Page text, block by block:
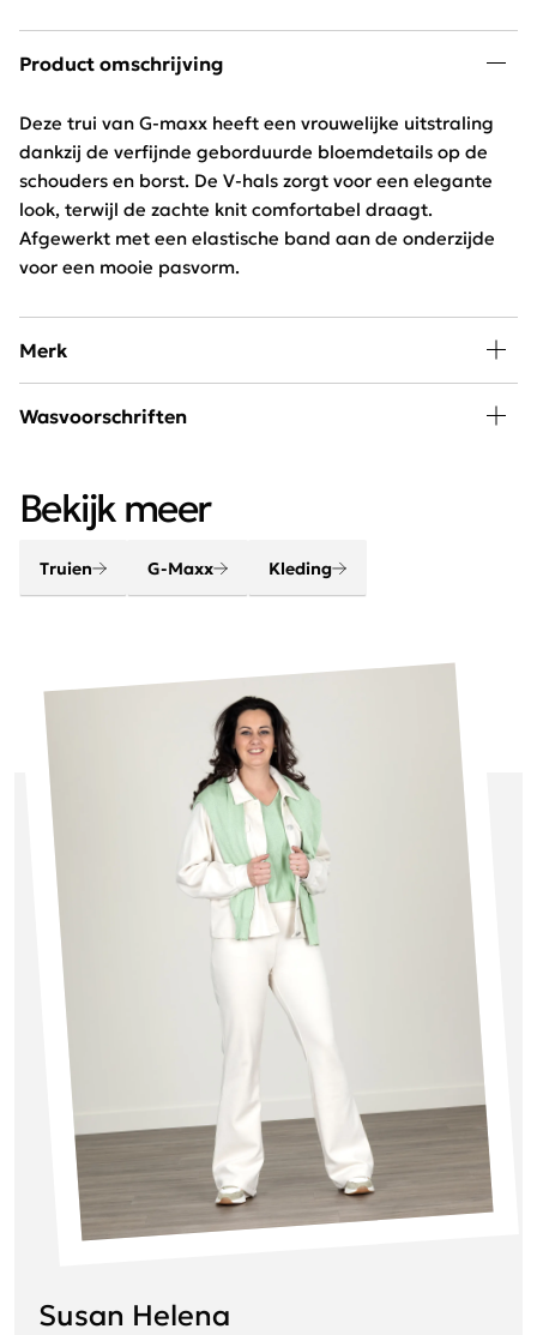
Product omschrijving
Deze trui van G-maxx heeft een vrouwelijke uitstraling
dankzij de verfijnde geborduurde bloemdetails op de
schouders en borst. De V-hals zorgt voor een elegante
look, terwijl de zachte knit comfortabel draagt.
Afgewerkt met een elastische band aan de onderzijde
voor een mooie pasvorm.
Merk
De collectie van G-Maxx bestaat uit unieke prints,
diverse collectie dagen we jou uit om je eigen stijl te
creëren, want iedere vrouw is uniek!
Wasvoorschriften
Bekijk meer
Truien G-Maxx Kleding
Susan Helena